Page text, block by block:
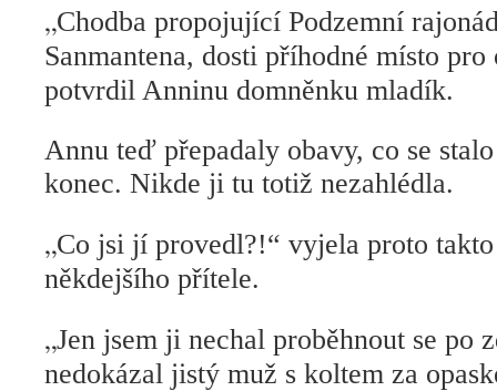
„Chodba propojující Podzemní
Sanmantena, dosti příhodné místo
potvrdil Anninu domněnku mladík.
Annu teď přepadaly obavy, co se
konec. Nikde ji tu totiž nezahlédla.
„Co jsi jí provedl?!“ vyjela proto takto
někdejšího přítele.
„Jen jsem ji nechal proběhnout se po
nedokázal jistý muž s koltem za